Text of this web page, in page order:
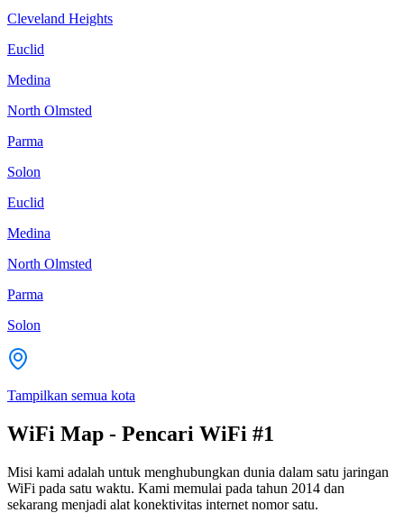
Cleveland Heights
Euclid
Medina
North Olmsted
Parma
Solon
Euclid
Medina
North Olmsted
Parma
Solon
Tampilkan semua kota
WiFi Map - Pencari WiFi #1
Misi kami adalah untuk menghubungkan dunia dalam satu jaringan
WiFi pada satu waktu. Kami memulai pada tahun 2014 dan
sekarang menjadi alat konektivitas internet nomor satu.